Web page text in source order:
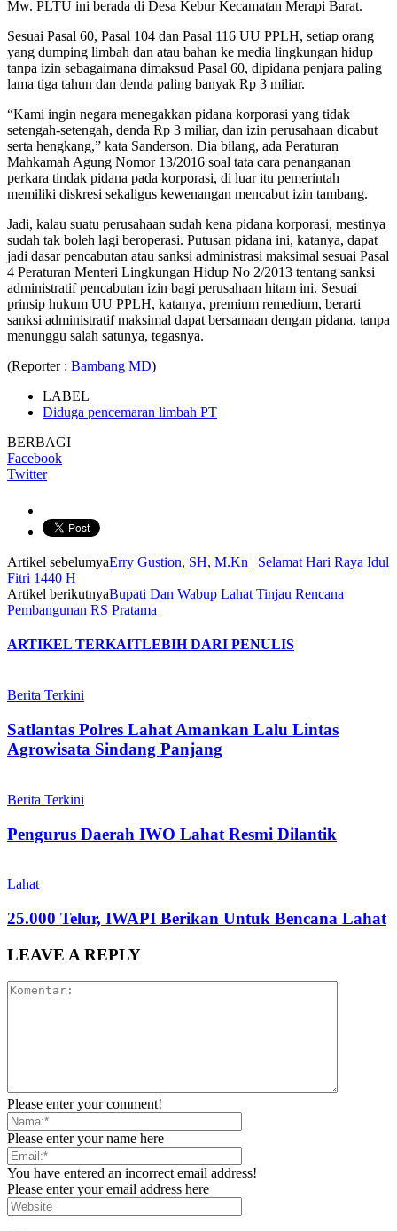
Mw. PLTU ini berada di Desa Kebur Kecamatan Merapi Barat.
Sesuai Pasal 60, Pasal 104 dan Pasal 116 UU PPLH, setiap orang
yang dumping limbah dan atau bahan ke media lingkungan hidup
tanpa izin sebagaimana dimaksud Pasal 60, dipidana penjara paling
lama tiga tahun dan denda paling banyak Rp 3 miliar.
“Kami ingin negara menegakkan pidana korporasi yang tidak
setengah-setengah, denda Rp 3 miliar, dan izin perusahaan dicabut
serta hengkang,” kata Sanderson. Dia bilang, ada Peraturan
Mahkamah Agung Nomor 13/2016 soal tata cara penanganan
perkara tindak pidana pada korporasi, di luar itu pemerintah
memiliki diskresi sekaligus kewenangan mencabut izin tambang.
Jadi, kalau suatu perusahaan sudah kena pidana korporasi, mestinya
sudah tak boleh lagi beroperasi. Putusan pidana ini, katanya, dapat
jadi dasar pencabutan atau sanksi administrasi maksimal sesuai Pasal
4 Peraturan Menteri Lingkungan Hidup No 2/2013 tentang sanksi
administratif pencabutan izin bagi perusahaan hitam ini. Sesuai
prinsip hukum UU PPLH, katanya, premium remedium, berarti
sanksi administratif maksimal dapat bersamaan dengan pidana, tanpa
menunggu salah satunya, tegasnya.
(Reporter : Bambang MD)
LABEL
Diduga pencemaran limbah PT
BERBAGI
Facebook
Twitter
Artikel sebelumyaErry Gustion, SH, M.Kn | Selamat Hari Raya Idul
Fitri 1440 H
Artikel berikutnyaBupati Dan Wabup Lahat Tinjau Rencana
Pembangunan RS Pratama
ARTIKEL TERKAITLEBIH DARI PENULIS
Berita Terkini
Satlantas Polres Lahat Amankan Lalu Lintas
Agrowisata Sindang Panjang
Berita Terkini
Pengurus Daerah IWO Lahat Resmi Dilantik
Lahat
25.000 Telur, IWAPI Berikan Untuk Bencana Lahat
LEAVE A REPLY
Please enter your comment!
Please enter your name here
You have entered an incorrect email address!
Please enter your email address here